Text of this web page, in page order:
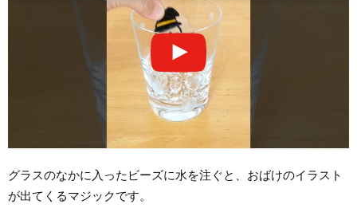
グラスのなかに入ったビーズに水を注ぐと、おばけのイラスト
が出てくるマジックです。